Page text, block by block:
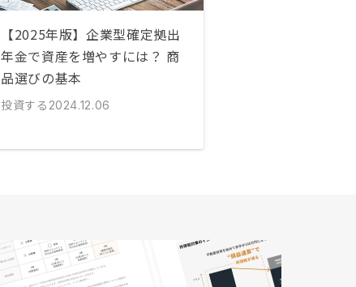
【2025年版】企業型確定拠出
年金で資産を増やすには？ 商
品選びの基本
投資する 2024.12.06